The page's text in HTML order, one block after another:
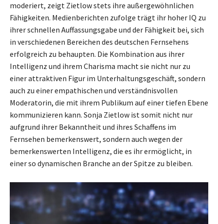
moderiert, zeigt Zietlow stets ihre außergewöhnlichen
Fähigkeiten. Medienberichten zufolge trägt ihr hoher IQ zu
ihrer schnellen Auffassungsgabe und der Fähigkeit bei, sich
in verschiedenen Bereichen des deutschen Fernsehens
erfolgreich zu behaupten. Die Kombination aus ihrer
Intelligenz und ihrem Charisma macht sie nicht nur zu
einer attraktiven Figur im Unterhaltungsgeschäft, sondern
auch zu einer empathischen und verständnisvollen
Moderatorin, die mit ihrem Publikum auf einer tiefen Ebene
kommunizieren kann. Sonja Zietlow ist somit nicht nur
aufgrund ihrer Bekanntheit und ihres Schaffens im
Fernsehen bemerkenswert, sondern auch wegen der
bemerkenswerten Intelligenz, die es ihr ermöglicht, in
einer so dynamischen Branche an der Spitze zu bleiben.